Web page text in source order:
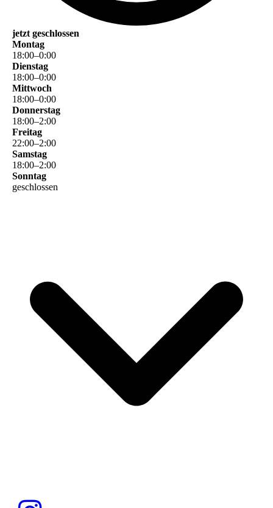
jetzt geschlossen
Montag
18:00–0:00
Dienstag
18:00–0:00
Mittwoch
18:00–0:00
Donnerstag
18:00–2:00
Freitag
22:00–2:00
Samstag
18:00–2:00
Sonntag
geschlossen